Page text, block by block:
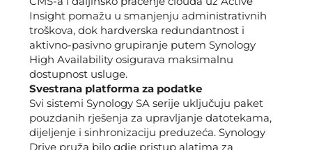
Insight pomažu u smanjenju administrativnih
troškova, dok hardverska redundantnost i
aktivno-pasivno grupiranje putem Synology
High Availability osigurava maksimalnu
dostupnost usluge.
Svestrana platforma za podatke
Svi sistemi Synology SA serije uključuju paket
pouzdanih rješenja za upravljanje datotekama,
dijeljenje i sinhronizaciju preduzeća. Synology
Drive pruža bilo gdje pristup alatima za